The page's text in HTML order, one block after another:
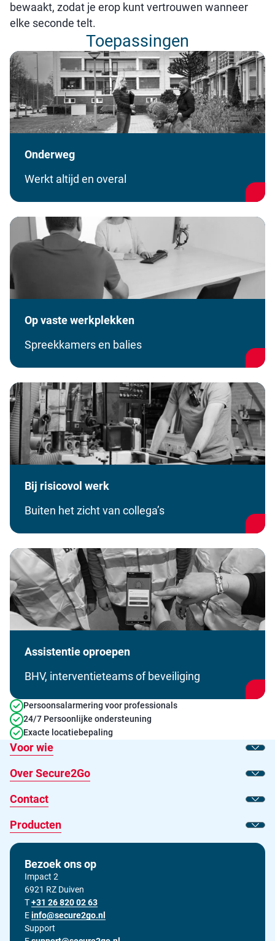
bewaakt, zodat je erop kunt vertrouwen wanneer
elke seconde telt.
Toepassingen
Onderweg
Werkt altijd en overal
Op vaste werkplekken
Spreekkamers en balies
Bij risicovol werk
Buiten het zicht van collega’s
Assistentie oproepen
BHV, interventieteams of beveiliging
Persoonsalarmering voor professionals
24/7 Persoonlijke ondersteuning
Exacte locatiebepaling
Voor wie
Toon
Over Secure2Go
Toon
Contact
Toon
Producten
Toon
Bezoek ons op
Impact 2
6921 RZ Duiven
TBel ons op
+31 26 820 02 63
EStuur ons een e-mail op
info@secure2go.nl
Support